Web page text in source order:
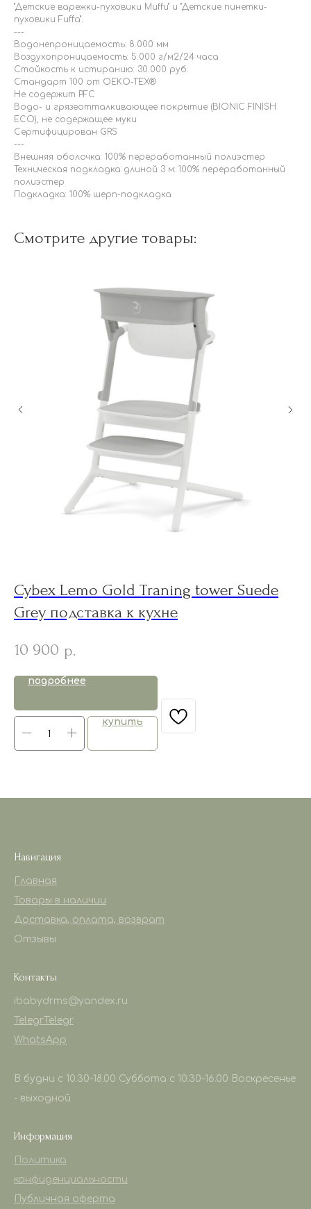
"Детские варежки-пуховики Muffu" и "Детские пинетки-
пуховики Fuffa".
---
Водонепроницаемость: 8.000 мм
Воздухопроницаемость: 5.000 г/м2/24 часа
Стойкость к истиранию: 30.000 руб.
Стандарт 100 от OEKO-TEX®
Не содержит PFC
Водо- и грязеотталкивающее покрытие (BIONIC FINISH
ECO), не содержащее муки
Сертифицирован GRS
---
Внешняя оболочка: 100% переработанный полиэстер
Техническая подкладка длиной 3 м: 100% переработанный
полиэстер
Подкладка: 100% шерп-подкладка
Смотрите другие товары:
Cybex Lemo Gold Traning tower Suede
Grey подставка к кухне
10 900 р.
подробнее
купить
Навигация
Главная
Товары в наличии
Доставка, оплата, возврат
Отзывы
Контакты
ibabydrms@yandex.ru
Telegr Telegr
WhatsApp
В будни с 10.30-18.00 Суббота с 10.30-16.00 Воскресенье
- выходной
Информация
Политика
конфиденциальности
Публичная оферта